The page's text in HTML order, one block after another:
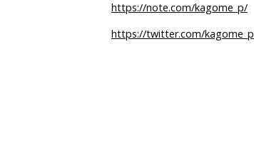
https://note.com/kagome_p/
https://twitter.com/kagome_p